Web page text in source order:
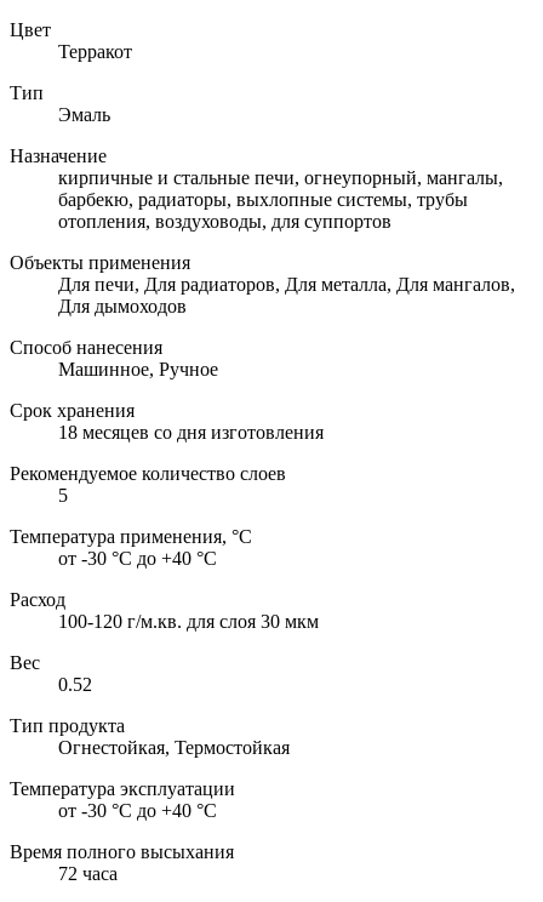
Цвет
Терракот
Тип
Эмаль
Назначение
кирпичные и стальные печи, огнеупорный, мангалы,
барбекю, радиаторы, выхлопные системы, трубы
отопления, воздуховоды, для суппортов
Объекты применения
Для печи, Для радиаторов, Для металла, Для мангалов,
Для дымоходов
Способ нанесения
Машинное, Ручное
Срок хранения
18 месяцев со дня изготовления
Рекомендуемое количество слоев
5
Температура применения, °С
от -30 °С до +40 °С
Расход
100-120 г/м.кв. для слоя 30 мкм
Вес
0.52
Тип продукта
Огнестойкая, Термостойкая
Температура эксплуатации
от -30 °С до +40 °С
Время полного высыхания
72 часа